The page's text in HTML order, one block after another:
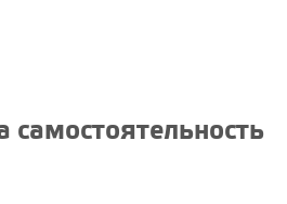
самостоятельность